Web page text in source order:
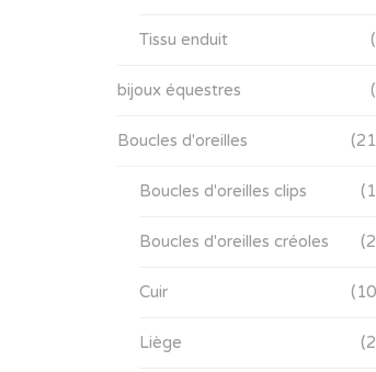
Tissu enduit
bijoux équestres
Boucles d'oreilles
Boucles d'oreilles clips
Boucles d'oreilles créoles
Cuir
Liège